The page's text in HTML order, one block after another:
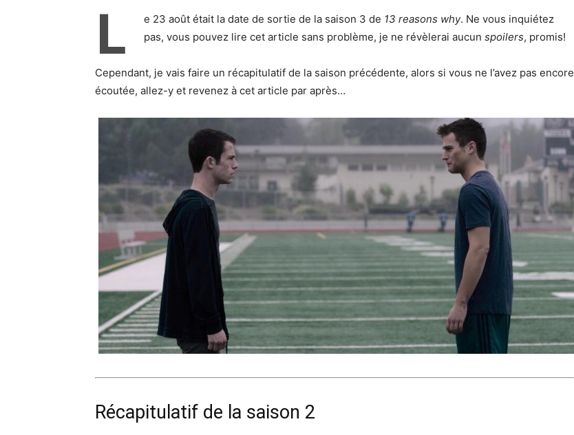
L e 23 août était la date de sortie de la saison 3 de 13 reasons why. Ne vous inquiétez
pas, vous pouvez lire cet article sans problème, je ne révèlerai aucun spoilers, promis!
Cependant, je vais faire un récapitulatif de la saison précédente, alors si vous ne l’avez pas encore
écoutée, allez-y et revenez à cet article par après…
Récapitulatif de la saison 2